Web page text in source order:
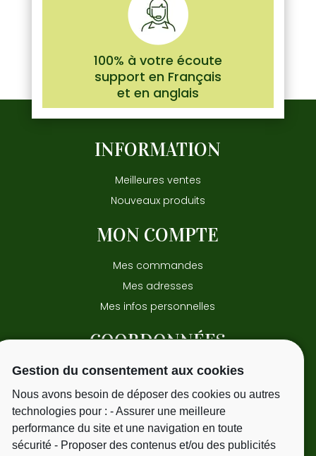
100% à votre écoute
support en Français
et en anglais
INFORMATION
Meilleures ventes
Nouveaux produits
MON COMPTE
Mes commandes
Mes adresses
Mes infos personnelles
COORDONNÉES
15 avenue Pasteur
31220 - Cazeres
Tél.
06 09 51 25 41
Gestion du consentement aux cookies
Nous avons besoin de déposer des cookies ou autres
technologies pour : - Assurer une meilleure
performance du site et une navigation en toute
sécurité - Proposer des contenus et/ou des publicités